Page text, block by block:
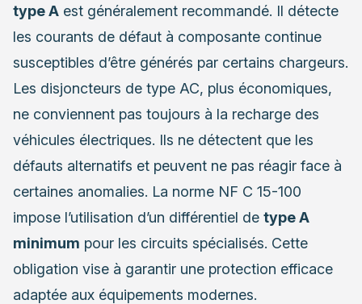
type A est généralement recommandé. Il détecte
les courants de défaut à composante continue
susceptibles d’être générés par certains chargeurs.
Les disjoncteurs de type AC, plus économiques,
ne conviennent pas toujours à la recharge des
véhicules électriques. Ils ne détectent que les
défauts alternatifs et peuvent ne pas réagir face à
certaines anomalies. La norme NF C 15-100
impose l’utilisation d’un différentiel de type A
minimum pour les circuits spécialisés. Cette
obligation vise à garantir une protection efficace
adaptée aux équipements modernes.